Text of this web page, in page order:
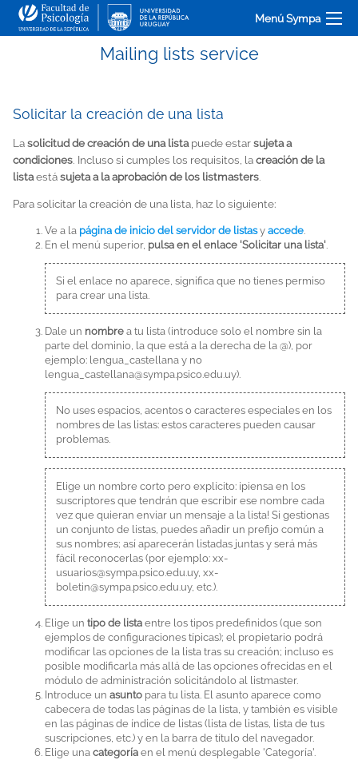
Menú Sympa
Mailing lists service
Solicitar la creación de una lista
Lasolicitud de creación de una lista puede estarsujeta a
condiciones . Incluso si cumples los requisitos, lacreación de la
listaestásujeta a la aprobación de los listmasters
Para solicitar la creación de una lista, haz lo siguiente:
Ve a la página de inicio del servidor de listasy accede
En el menú superior, pulsa en el enlace 'Solicitar una lista'
Si el enlace no aparece, significa que no tienes permiso
para crear una lista.
Dale un nombre a tu lista (introduce solo el nombre sin la
parte del dominio, la que está a la derecha de la @), por
ejemplo: lengua_castellana y no
lengua_castellana@sympa.psico.edu.uy).
No uses espacios, acentos o caracteres especiales en los
nombres de las listas: estos caracteres pueden causar
problemas.
Elige un nombre corto pero explícito: ¡piensa en los
suscriptores que tendrán que escribir ese nombre cada
vez que quieran enviar un mensaje a la lista! Si gestionas
un conjunto de listas, puedes añadir un prefijo común a
sus nombres; así aparecerán listadas juntas y será más
fácil reconocerlas (por ejemplo: xx-
usuarios@sympa.psico.edu.uy, xx-
boletin@sympa.psico.edu.uy, etc.).
Elige un tipo de lista entre los tipos predefinidos (que son
ejemplos de configuraciones típicas); el propietario podrá
modificar las opciones de la lista tras su creación; incluso es
posible modificarla más allá de las opciones ofrecidas en el
módulo de administración solicitándolo al listmaster.
Introduce un asunto para tu lista. El asunto aparece como
cabecera de todas las páginas de la lista, y también es visible
en las páginas de índice de listas (lista de listas, lista de tus
suscripciones, etc.) y en la barra de título del navegador.
Elige una categoría en el menú desplegable 'Categoría'.